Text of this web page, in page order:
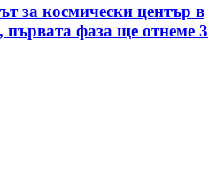
за космически център в
първата фаза ще отнеме 3